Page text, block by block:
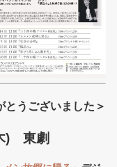
とうございました＞
) 東劇